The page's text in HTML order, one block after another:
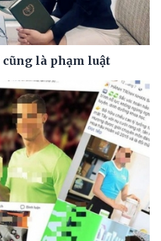
cũng là phạm luật